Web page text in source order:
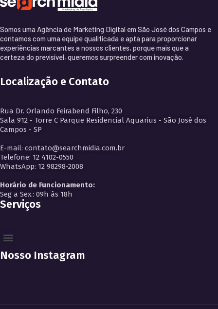
Somos uma Agência de Marketing Digital em São José dos Campos e
contamos com uma equipe qualificada e apta para proporcionar
experiências marcantes a nossos clientes, porque mais que a
certeza do previsível, queremos surpreender com inovação.
Localização e Contato
Rua Dr. Orlando Feirabend Filho, 230
Sala 912 - Torre C Parque Residencial Aquarius - São José dos
Campos - SP
E-mail: contato@searchmidia.com.br
Telefone: 12 4102-0550
WhatsApp: 12 98298-2008
Horário de Funcionamento:
Seg a Sex.: 09h às 18h
Serviços
Nosso Instagram